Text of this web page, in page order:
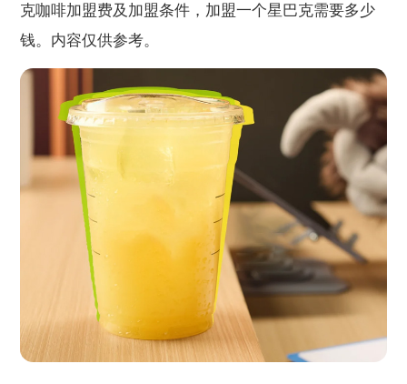
克咖啡加盟费及加盟条件，加盟一个星巴克需要多少
钱。内容仅供参考。